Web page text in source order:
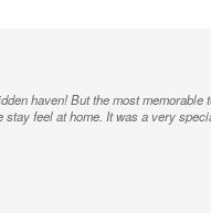
haven! But the most memorable
feel at home. It was a very